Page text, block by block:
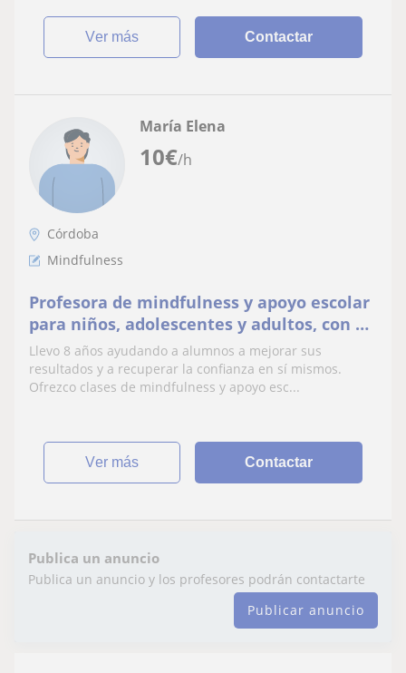
ver más Contactar
10€/h
María Elena
Córdoba
Mindfulness
Profesora de mindfulness y apoyo escolar
para niños, adolescentes y adultos, con 8
años de experiencia
Llevo 8 años ayudando a alumnos a mejorar sus
resultados y a recuperar la confianza en sí mismos.
Ofrezco clases de mindfulness y apoyo esc...
ver más Contactar
Publica un anuncio
Publica un anuncio y los profesores podrán contactarte
Publicar anuncio